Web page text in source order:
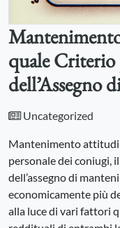
quale Criterio
dell’Assegno
Uncategorized
Mantenimento
personale dei coniugi,
dell’assegno di
economicamente più
alla luce di vari fattori